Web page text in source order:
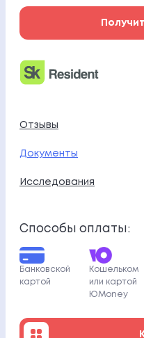
Отзывы
Документы
Исследования
Способы оплаты:
Банковской
картой
Кошельком
или картой
ЮMoney